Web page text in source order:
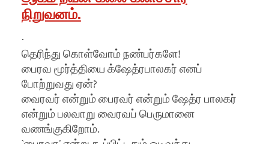
நிறுவனம்.
·
தெரிந்து கொள்வோம் நண்பர்களே!
பைரவ மூர்த்தியை க்ஷேத்ரபாலகர் எனப்
போற்றுவது ஏன்?
வைரவர் என்றும் பைரவர் என்றும் ஷேத்ர பாலகர்
என்றும் பலவாறு வைரவப் பெருமானை
வணங்குகிறோம்.